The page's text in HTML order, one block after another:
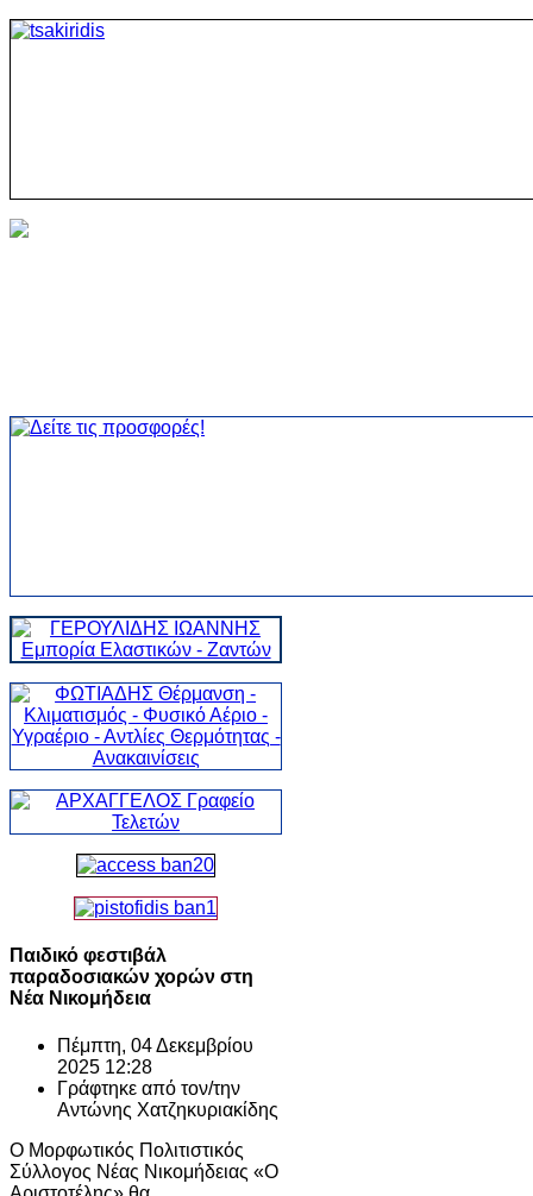
Παιδικό φεστιβάλ
παραδοσιακών χορών στη
Νέα Νικομήδεια
Πέμπτη, 04 Δεκεμβρίου
2025 12:28
Γράφτηκε από τον/την
Αντώνης Χατζηκυριακίδης
Ο Μορφωτικός Πολιτιστικός
Σύλλογος Νέας Νικομήδειας «Ο